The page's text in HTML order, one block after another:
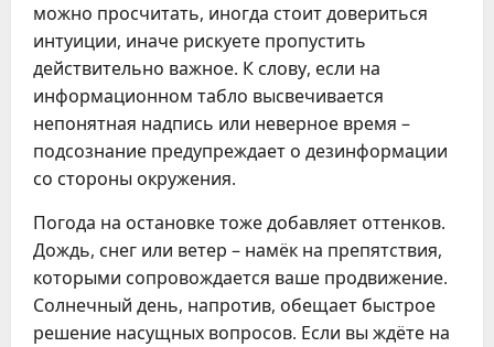
можно просчитать, иногда стоит довериться
интуиции, иначе рискуете пропустить
действительно важное. К слову, если на
информационном табло высвечивается
непонятная надпись или неверное время –
подсознание предупреждает о дезинформации
со стороны окружения.
Погода на остановке тоже добавляет оттенков.
Дождь, снег или ветер – намёк на препятствия,
которыми сопровождается ваше продвижение.
Солнечный день, напротив, обещает быстрое
решение насущных вопросов. Если вы ждёте на